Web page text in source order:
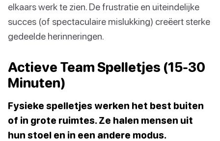
elkaars werk te zien. De frustratie en uiteindelijke
succes (of spectaculaire mislukking) creëert sterke
gedeelde herinneringen.
Actieve Team Spelletjes (15-30
Minuten)
Fysieke spelletjes werken het best buiten
of in grote ruimtes. Ze halen mensen uit
hun stoel en in een andere modus.